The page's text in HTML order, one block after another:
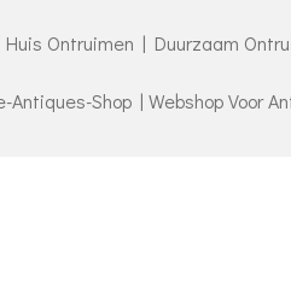
Ontruimen | Duurzaam
Shop | Webshop Voor